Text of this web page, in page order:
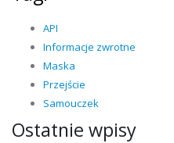
API
Informacje zwrotne
Maska
Przejście
Samouczek
Ostatnie wpisy